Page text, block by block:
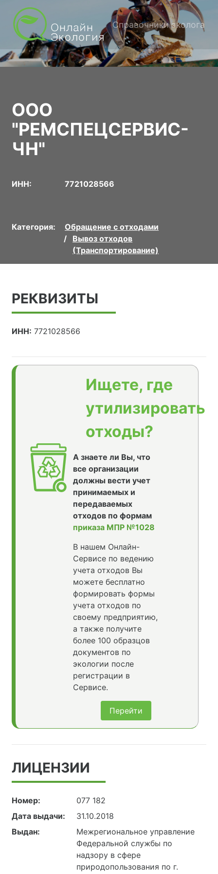
Справочники эколога
ООО
"РЕМСПЕЦСЕРВИС-
ЧН"
ИНН: 7721028566
Категория:
Обращение с отходами
Вывоз отходов
(Транспортирование)
РЕКВИЗИТЫ
ИНН: 7721028566
Ищете, где
утилизировать
отходы?
А знаете ли Вы, что
все организации
должны вести учет
принимаемых и
передаваемых
отходов по формам
приказа МПР №1028
В нашем Онлайн-
Сервисе по ведению
учета отходов Вы
можете бесплатно
формировать формы
учета отходов по
своему предприятию,
а также получите
более 100 образцов
документов по
экологии после
регистрации в
Сервисе.
Перейти
ЛИЦЕНЗИИ
Номер:
077 182
Дата выдачи:
31.10.2018
Выдан:
Межрегиональное управление
Федеральной службы по
надзору в сфере
природопользования по г.